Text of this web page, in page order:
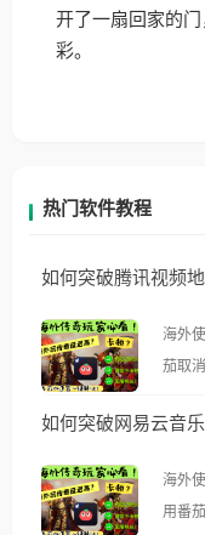
开了一扇回家的
彩。
热门软件教程
如何突破腾讯视频
海外
茄取消海外地
示语。 海外用户如香港、澳门、台湾、美
像其
仅能在中国
如何突破网易云音
海外
用番茄取消